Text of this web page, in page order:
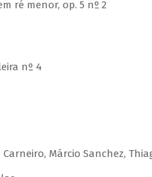
ré menor, op. 5 nº 2
nº 4
Márcio Sanchez,